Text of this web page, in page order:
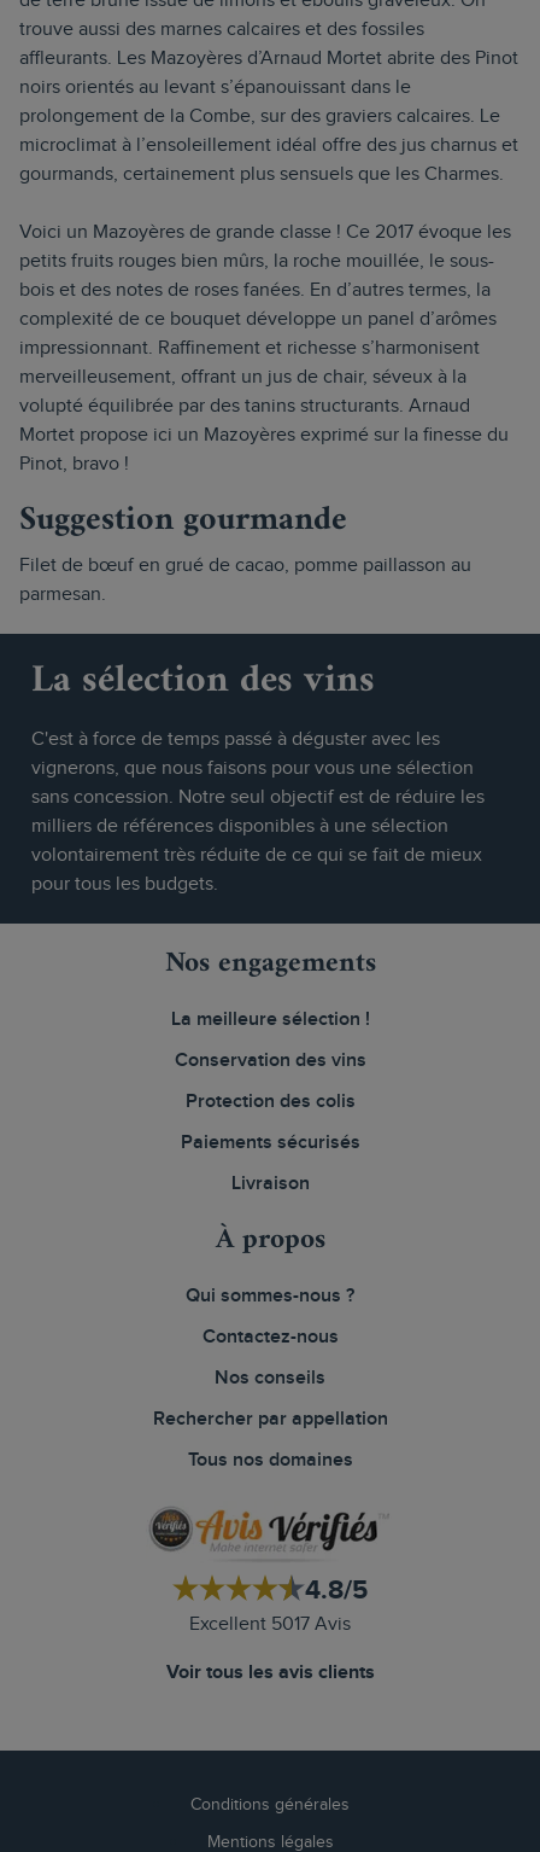
trouve aussi des marnes calcaires et des fossiles
affleurants. Les Mazoyères d’Arnaud Mortet abrite des Pinot
noirs orientés au levant s’épanouissant dans le
prolongement de la Combe, sur des graviers calcaires. Le
microclimat à l’ensoleillement idéal offre des jus charnus et
gourmands, certainement plus sensuels que les Charmes.
Voici un Mazoyères de grande classe ! Ce 2017 évoque les
petits fruits rouges bien mûrs, la roche mouillée, le sous-
bois et des notes de roses fanées. En d’autres termes, la
complexité de ce bouquet développe un panel d’arômes
impressionnant. Raffinement et richesse s’harmonisent
merveilleusement, offrant un jus de chair, séveux à la
volupté équilibrée par des tanins structurants. Arnaud
Mortet propose ici un Mazoyères exprimé sur la finesse du
Pinot, bravo !
Suggestion gourmande
Filet de bœuf en grué de cacao, pomme paillasson au
parmesan.
La sélection des vins
C'est à force de temps passé à déguster avec les
vignerons, que nous faisons pour vous une sélection
sans concession. Notre seul objectif est de réduire les
milliers de références disponibles à une sélection
volontairement très réduite de ce qui se fait de mieux
pour tous les budgets.
Nos engagements
La meilleure sélection !
Conservation des vins
Protection des colis
Paiements sécurisés
Livraison
À propos
Qui sommes-nous ?
Contactez-nous
Nos conseils
Rechercher par appellation
Tous nos domaines
4.8/5
Excellent 5017 Avis
Voir tous les avis clients
Conditions générales
Mentions légales